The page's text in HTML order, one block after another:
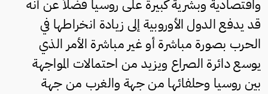
واقتصادية وبشرية كبيرة على روسيا فضلاً عن أنه
قد يدفع الدول الأوروبية إلى زيادة انخراطها في
الحرب بصورة مباشرة أو غير مباشرة الأمر الذي
يوسع دائرة الصراع ويزيد من احتمالات المواجهة
بين روسيا وحلفائها من جهة والغرب من جهة